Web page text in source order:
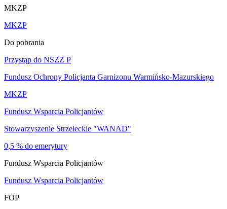
MKZP
MKZP
Do pobrania
Przystąp do NSZZ P
Fundusz Ochrony Policjanta Garnizonu Warmińsko-Mazurskiego
MKZP
Fundusz Wsparcia Policjantów
Stowarzyszenie Strzeleckie "WANAD"
0,5 % do emerytury
Fundusz Wsparcia Policjantów
Fundusz Wsparcia Policjantów
FOP